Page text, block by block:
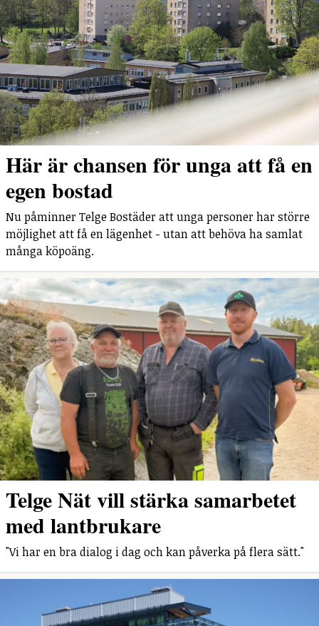
Här är chansen för unga att få en
egen bostad
Nu påminner Telge Bostäder att unga personer har större
möjlighet att få en lägenhet - utan att behöva ha samlat
många köpoäng.
Telge Nät vill stärka samarbetet
med lantbrukare
"Vi har en bra dialog i dag och kan påverka på flera sätt."